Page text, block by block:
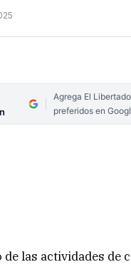
Agrega El
preferidos en
las actividades de